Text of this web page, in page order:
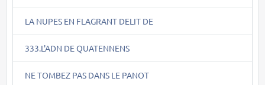
LA NUPES EN FLAGRANT DELIT DE
333.L'ADN DE QUATENNENS
NE TOMBEZ PAS DANS LE PANOT